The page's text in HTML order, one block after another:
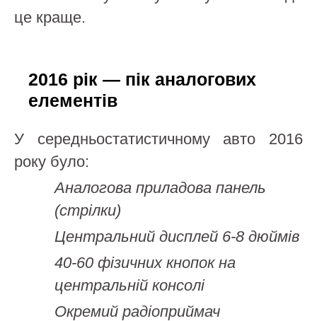
це краще.
2016 рік — пік аналогових
елементів
У середньостатистичному авто 2016
року було:
Аналогова приладова панель
(стрілки)
Центральний дисплей 6-8 дюймів
40-60 фізичних кнопок на
центральній консолі
Окремий радіоприймач